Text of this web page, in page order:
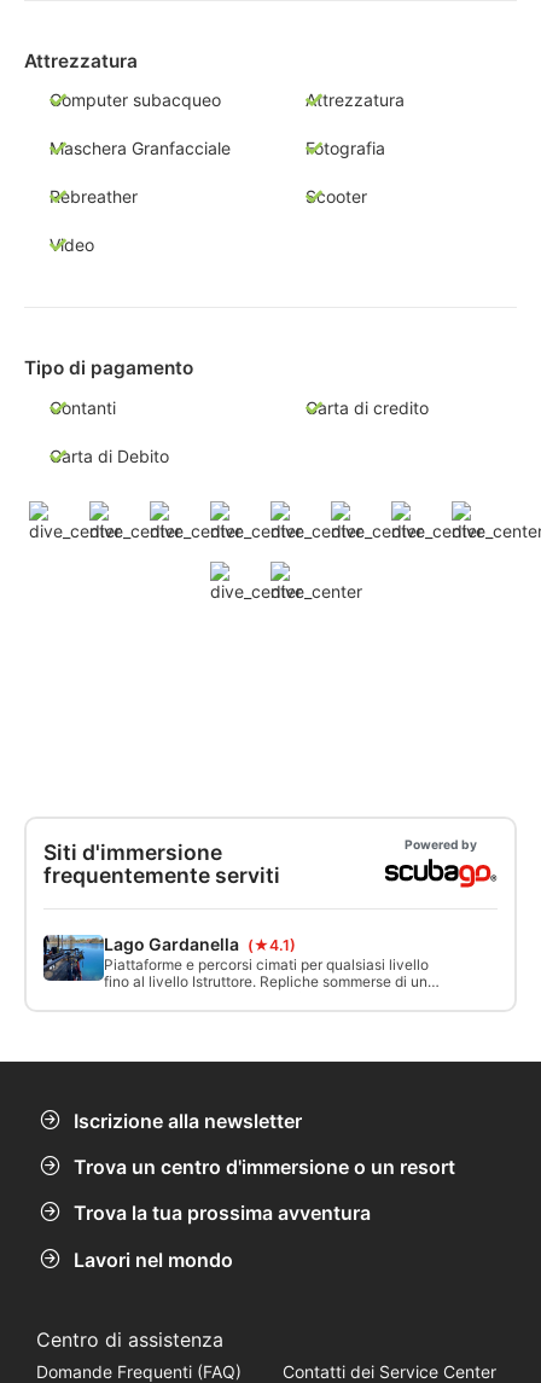
Attrezzatura
Computer subacqueo Attrezzatura
Maschera Granfacciale Fotografia
Rebreather Scooter
Video
Tipo di pagamento
Contanti Carta di credito
Carta di Debito
Siti d'immersione
frequentemente serviti
Powered by
Lago Gardanella (★4.1)
Piattaforme e percorsi cimati per qualsiasi livello
fino al livello Istruttore. Repliche sommerse di un
archeologico, replica in scala 1:1 delle sculture “i
Buoyancy.
Iscrizione alla newsletter
Trova un centro d'immersione o un resort
Trova la tua prossima avventura
Lavori nel mondo
Centro di assistenza
Domande Frequenti (FAQ)
Contatti dei Service Center